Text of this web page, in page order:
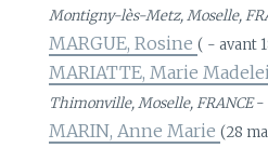
Montigny-lès-Metz, Moselle,
MARGUE, Rosine( - avant
MARIATTE, Marie
Thimonville, Moselle, FRANCE-
MARIN, Anne Marie(28